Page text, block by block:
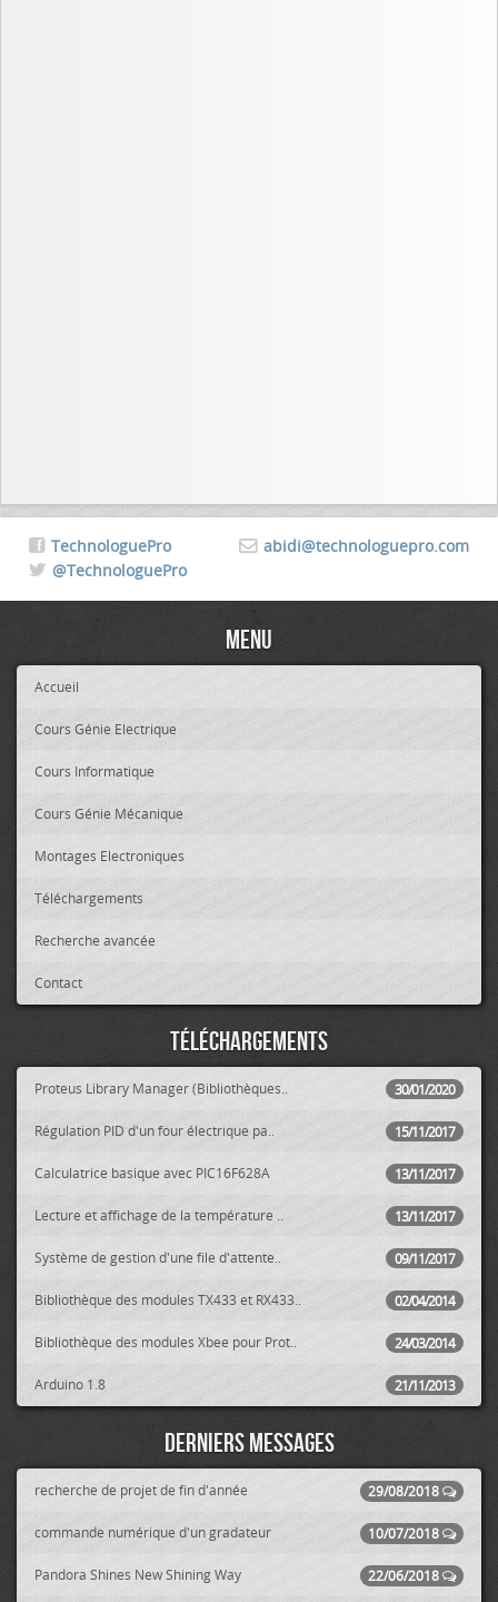
abidi@technologuepro.com
TechnologuePro
@TechnologuePro
Menu
Accueil
Cours Génie Electrique
Cours Informatique
Cours Génie Mécanique
Montages Electroniques
Téléchargements
Recherche avancée
Contact
Téléchargements
30/01/2020
Proteus Library Manager (Bibliothèques..
15/11/2017
Régulation PID d'un four électrique pa..
13/11/2017
Calculatrice basique avec PIC16F628A
13/11/2017
Lecture et affichage de la température ..
09/11/2017
Système de gestion d'une file d'attente..
02/04/2014
Bibliothèque des modules TX433 et RX433..
24/03/2014
Bibliothèque des modules Xbee pour Prot..
21/11/2013
Arduino 1.8
Derniers messages
29/08/2018
recherche de projet de fin d'année
10/07/2018
commande numérique d'un gradateur
22/06/2018
Pandora Shines New Shining Way